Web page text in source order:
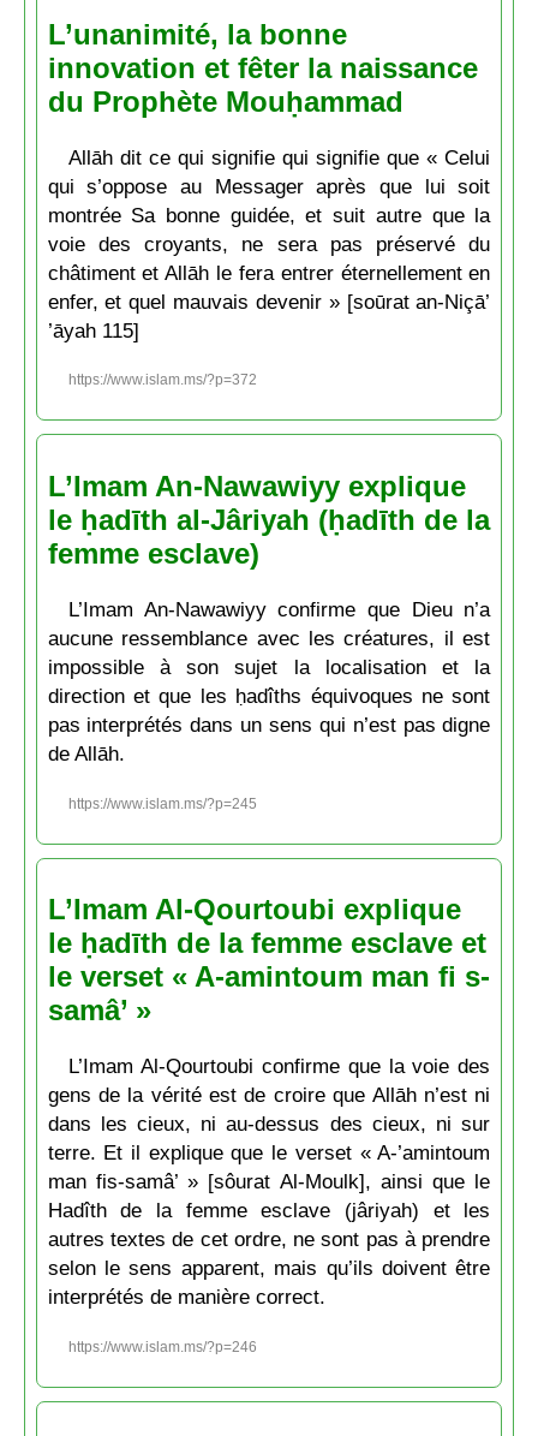
L’unanimité, la bonne
innovation et fêter la naissance
du Prophète Mouḥammad
Allāh dit ce qui signifie qui signifie que « Celui
qui s’oppose au Messager après que lui soit
montrée Sa bonne guidée, et suit autre que la
voie des croyants, ne sera pas préservé du
châtiment et Allāh le fera entrer éternellement en
enfer, et quel mauvais devenir » [soūrat an-Niçā’
’āyah 115]
https://www.islam.ms/?p=372
L’Imam An-Nawawiyy explique
le ḥadīth al-Jâriyah (ḥadīth de la
femme esclave)
L’Imam An-Nawawiyy confirme que Dieu n’a
aucune ressemblance avec les créatures, il est
impossible à son sujet la localisation et la
direction et que les ḥadîths équivoques ne sont
pas interprétés dans un sens qui n’est pas digne
de Allāh.
https://www.islam.ms/?p=245
L’Imam Al-Qourtoubi explique
le ḥadīth de la femme esclave et
le verset « A-amintoum man fi s-
samâ’ »
L’Imam Al-Qourtoubi confirme que la voie des
gens de la vérité est de croire que Allāh n’est ni
dans les cieux, ni au-dessus des cieux, ni sur
terre. Et il explique que le verset « A-’amintoum
man fis-samâ’ » [sôurat Al-Moulk], ainsi que le
Hadîth de la femme esclave (jâriyah) et les
autres textes de cet ordre, ne sont pas à prendre
selon le sens apparent, mais qu’ils doivent être
interprétés de manière correct.
https://www.islam.ms/?p=246